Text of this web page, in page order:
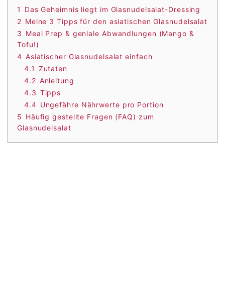
1
Das Geheimnis liegt im Glasnudelsalat-Dressing
2 Meine 3 Tipps für den asiatischen Glasnudelsalat
3 Meal Prep & geniale Abwandlungen (Mango &
Tofu!)
4 Asiatischer Glasnudelsalat einfach
4.1 Zutaten
4.2 Anleitung
4.3 Tipps
4.4 Ungefähre Nährwerte pro Portion
5 Häufig gestellte Fragen (FAQ) zum
Glasnudelsalat